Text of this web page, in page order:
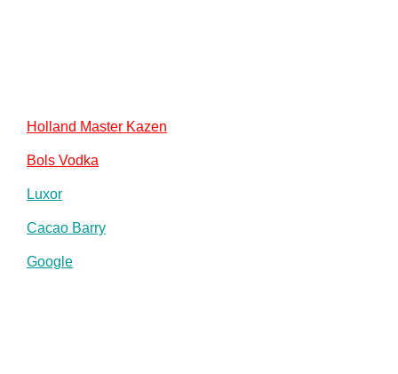
Holland Master Kazen
Bols Vodka
Luxor
Cacao Barry
Google